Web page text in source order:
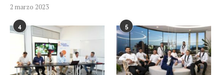
2 marzo 2023
4 5